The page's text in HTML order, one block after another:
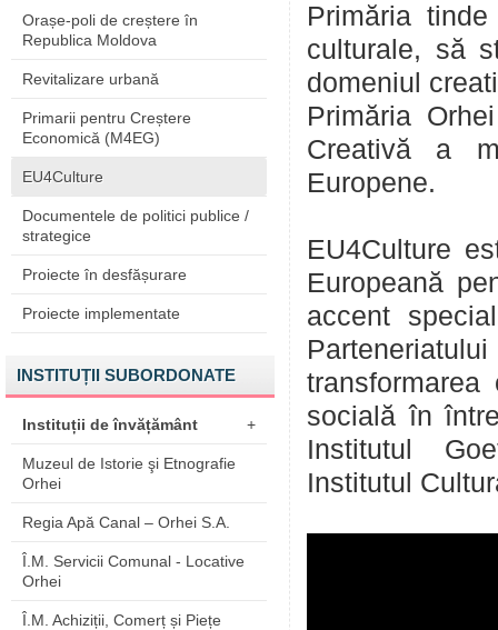
Orașe-poli de creștere în
Republica Moldova
Revitalizare urbană
Primarii pentru Creștere
Economică (M4EG)
EU4Culture
Documentele de politici publice /
strategice
Proiecte în desfășurare
Proiecte implementate
INSTITUȚII SUBORDONATE
Instituții de învățământ +
Muzeul de Istorie şi Etnografie
Orhei
Regia Apă Canal – Orhei S.A.
Î.M. Servicii Comunal - Locative
Orhei
Î.M. Achiziții, Comerț și Piețe
Primăria
culturale, să
domeniul
Primăria
Creativă a
Europene.
EU4Culture
Europeană
accent
socială în
Institutul
Institutul